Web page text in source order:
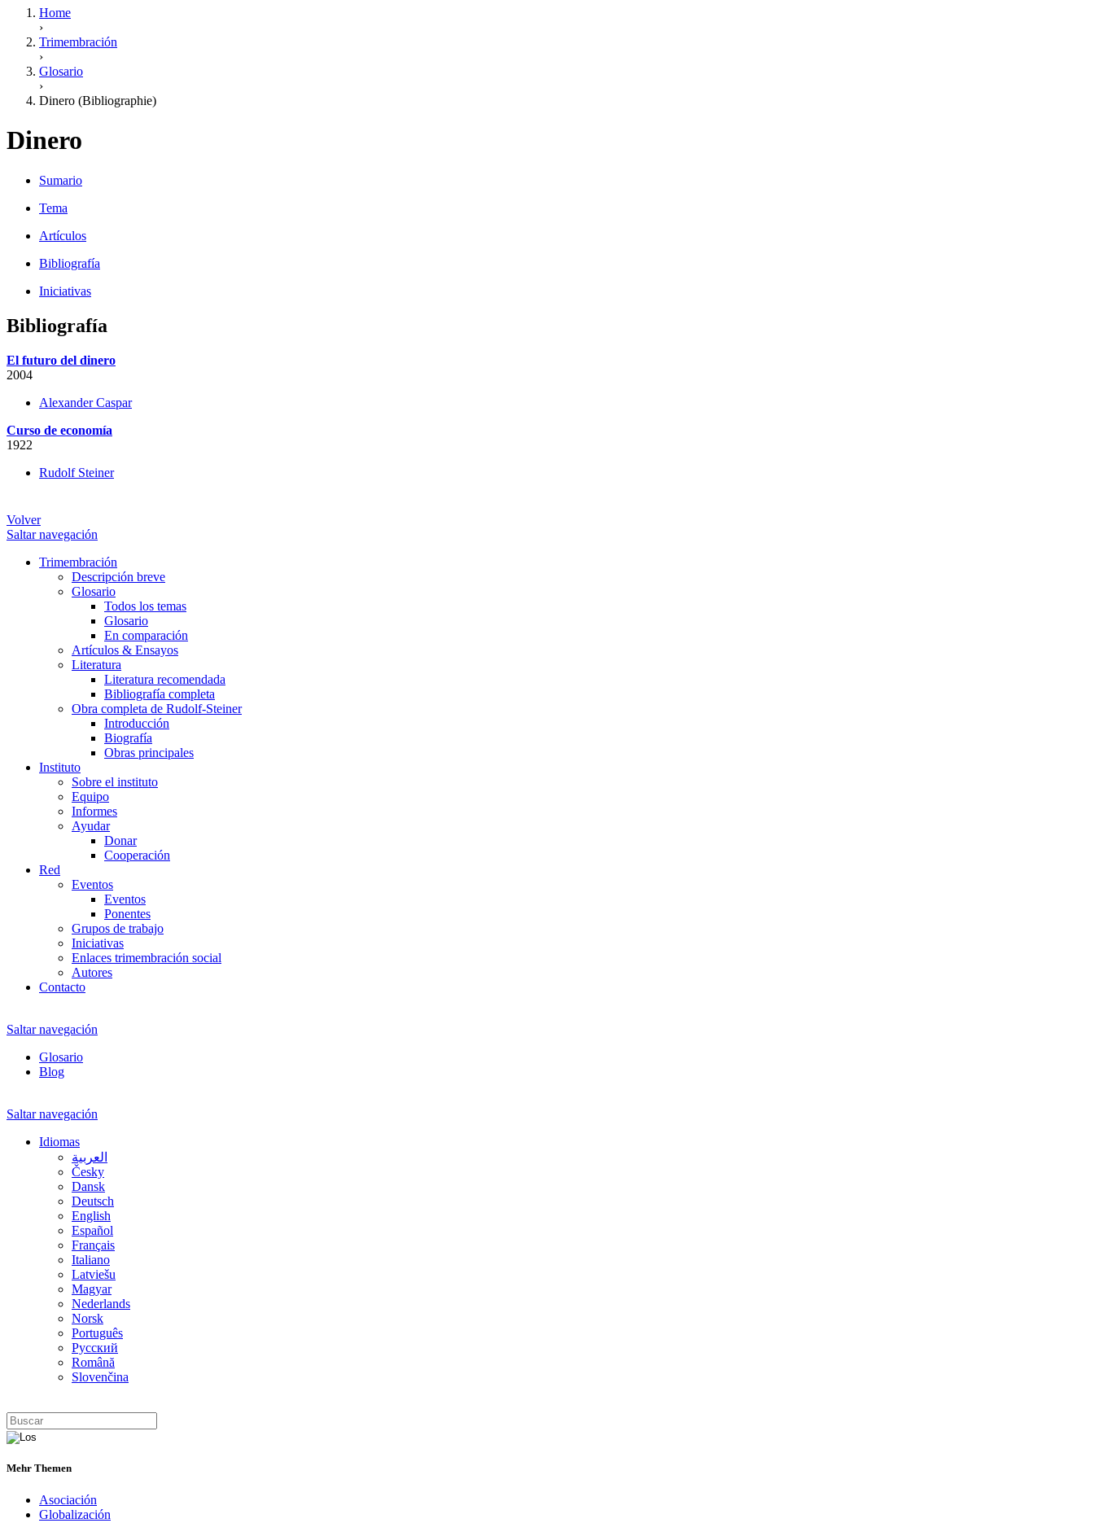
Home
›
Trimembración
›
Glosario
›
Dinero (Bibliographie)
Dinero
Sumario
Tema
Artículos
Bibliografía
Iniciativas
Bibliografía
El futuro del dinero
2004
Alexander Caspar
Curso de economía
1922
Rudolf Steiner
Volver
Saltar navegación
Trimembración
Descripción breve
Glosario
Todos los temas
Glosario
En comparación
Artículos & Ensayos
Literatura
Literatura recomendada
Bibliografía completa
Obra completa de Rudolf-Steiner
Introducción
Biografía
Obras principales
Instituto
Sobre el instituto
Equipo
Informes
Ayudar
Donar
Cooperación
Red
Eventos
Eventos
Ponentes
Grupos de trabajo
Iniciativas
Enlaces trimembración social
Autores
Contacto
Saltar navegación
Glosario
Blog
Saltar navegación
Idiomas
العربية
Česky
Dansk
Deutsch
English
Español
Français
Italiano
Latviešu
Magyar
Nederlands
Norsk
Português
Русский
Română
Slovenčina
Mehr Themen
Asociación
Globalización